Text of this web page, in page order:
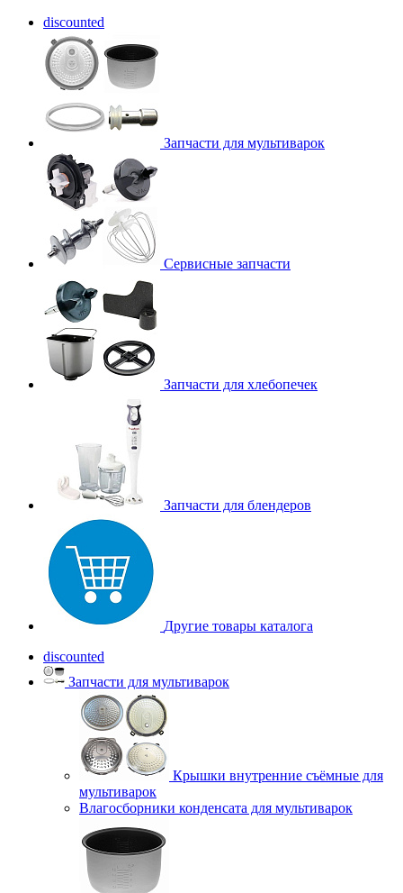
discounted
Запчасти для мультиварок
Сервисные запчасти
Запчасти для хлебопечек
Запчасти для блендеров
Другие товары каталога
discounted
Запчасти для мультиварок
Крышки внутренние съёмные для
мультиварок
Влагосборники конденсата для мультиварок